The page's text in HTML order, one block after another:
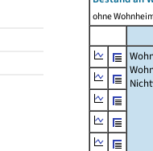
ohne